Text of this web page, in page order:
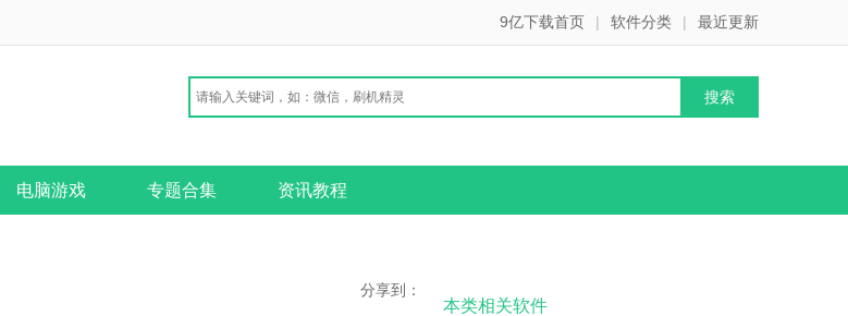
9亿下载首页 | 软件分类 | 最近更新
电脑游戏 专题合集 资讯教程
分享到：
本类相关软件